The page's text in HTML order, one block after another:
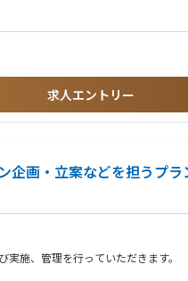
ご担当いただく可能性がございま
マネジメントへのミッション変更な
求人エントリー
企画・立案などを担うプラ
施、管理を行っていただきます。